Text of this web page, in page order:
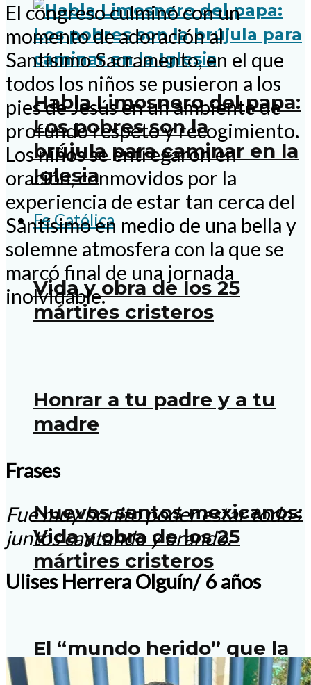
Habla Limosnero del papa:
Los pobres son la
brújula para caminar en la
Iglesia
Fe Católica
Vida y obra de los 25
mártires cristeros
Honrar a tu padre y a tu
madre
Nuevos santos mexicanos:
Vida y obra de los 25
mártires cristeros
El “mundo herido” que la
Iglesia afronta hoy
El congreso culminó con un
momento de adoración al
Santísimo Sacramento, en el que
todos los niños se pusieron a los
pies de Jesús en un ambiente de
profundo respeto y recogimiento.
Los niños se entregaron en
oración, conmovidos por la
experiencia de estar tan cerca del
Santísimo en medio de una bella y
solemne atmosfera con la que se
marcó final de una jornada
inolvidable.
Frases
Fue muy bonito poder estar todos
juntos cantando y orando.
Ulises Herrera Olguín/ 6 años